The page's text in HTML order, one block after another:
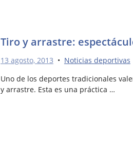
Tiro y arrastre:
13 agosto, 2013 • Noticias deportivas
Uno de los deportes tradicionales
y arrastre. Esta es una práctica …